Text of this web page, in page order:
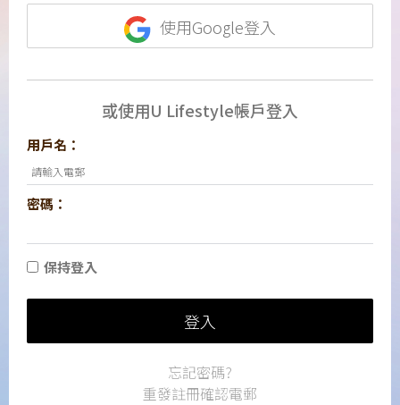
使用Google登入
或使用U Lifestyle帳戶登入
用戶名：
密碼：
保持登入
登入
忘記密碼?
重發註冊確認電郵